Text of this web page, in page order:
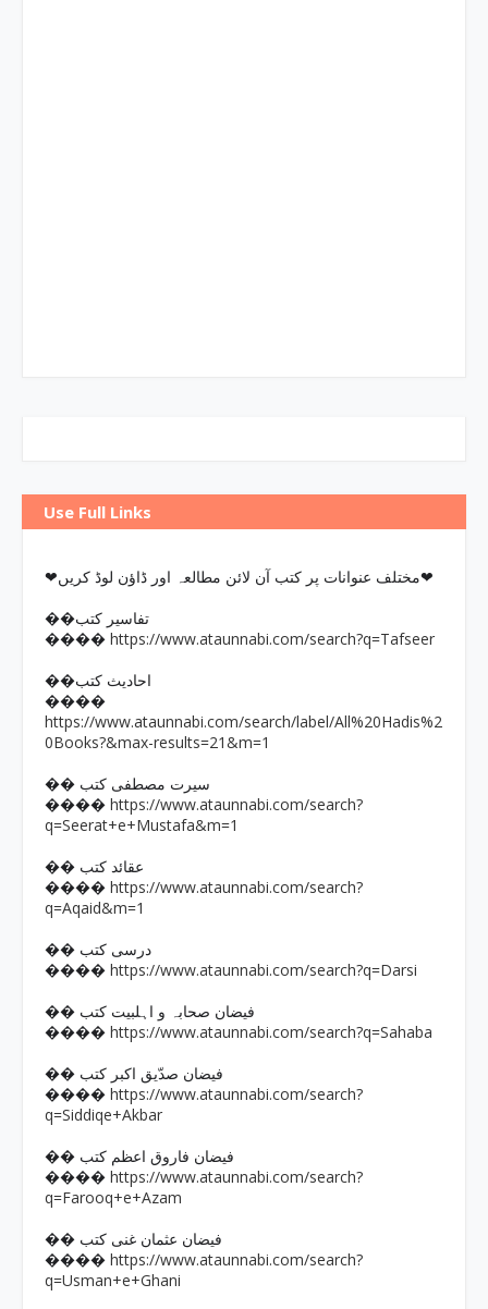
Use Full Links
❤مختلف عنوانات پر کتب آن لائن مطالعہ اور ڈاؤن لوڈ کریں❤
��تفاسیر کتب
���� https://www.ataunnabi.com/search?q=Tafseer
��احادیث کتب
����
https://www.ataunnabi.com/search/label/All%20Hadis%2
0Books?&max-results=21&m=1
�� سیرت مصطفی کتب
���� https://www.ataunnabi.com/search?
q=Seerat+e+Mustafa&m=1
�� عقائد کتب
���� https://www.ataunnabi.com/search?
q=Aqaid&m=1
�� درسی کتب
���� https://www.ataunnabi.com/search?q=Darsi
�� فیضان صحابہ و اہلبیت کتب
���� https://www.ataunnabi.com/search?q=Sahaba
�� فیضان صدّیق اکبر کتب
���� https://www.ataunnabi.com/search?
q=Siddiqe+Akbar
�� فیضان فاروق اعظم کتب
���� https://www.ataunnabi.com/search?
q=Farooq+e+Azam
�� فیضان عثمان غنی کتب
���� https://www.ataunnabi.com/search?
q=Usman+e+Ghani